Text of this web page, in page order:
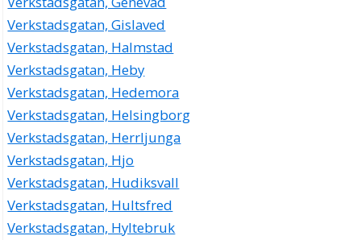
Verkstadsgatan, Gislaved
Verkstadsgatan, Halmstad
Verkstadsgatan, Heby
Verkstadsgatan, Hedemora
Verkstadsgatan, Helsingborg
Verkstadsgatan, Herrljunga
Verkstadsgatan, Hjo
Verkstadsgatan, Hudiksvall
Verkstadsgatan, Hultsfred
Verkstadsgatan, Hyltebruk